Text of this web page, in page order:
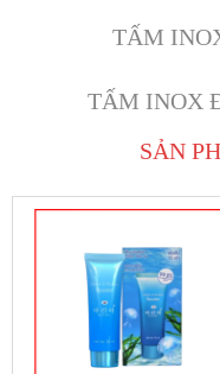
TẤM
TẤM INOX
SẢN